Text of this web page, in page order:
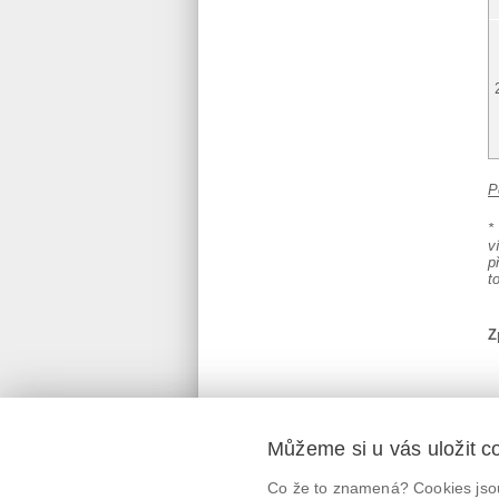
*
Můžeme si u vás uložit
Co že to znamená? Cookies